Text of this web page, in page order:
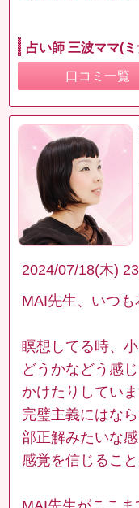
占い師 三波ママ(
口コミ一覧
2024/07/18(木)
MAI先生、いつも
瞑想してる時、
どうかなどう感
かけたりしていま
完璧主義にはな
部正解みたいな
感覚を信じるこ